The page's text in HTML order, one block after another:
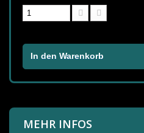
In den Warenkorb
MEHR INFOS